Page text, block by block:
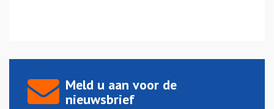
Meld u aan voor de
nieuwsbrief